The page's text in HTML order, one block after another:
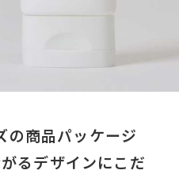
の商品パッケージ
るデザインにこだ